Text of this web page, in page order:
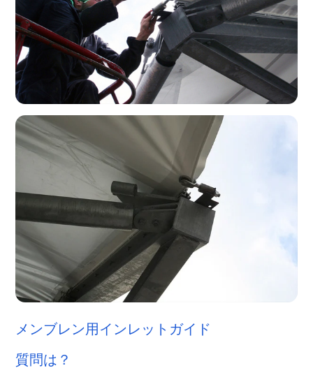
メンブレン用インレットガイド
質問は？